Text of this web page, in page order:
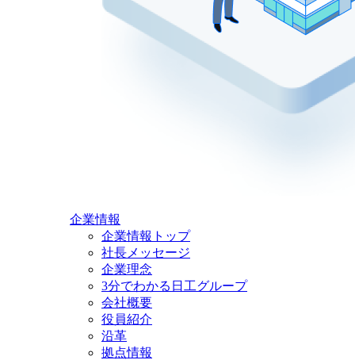
企業情報
企業情報トップ
社長メッセージ
企業理念
3分でわかる日工グループ
会社概要
役員紹介
沿革
拠点情報